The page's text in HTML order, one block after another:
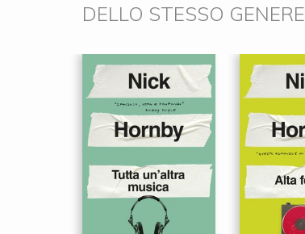
DELLO STESSO GENERE